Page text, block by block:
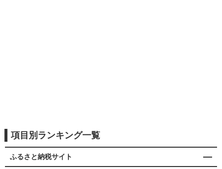
項目別ランキング一覧
ふるさと納税サイト